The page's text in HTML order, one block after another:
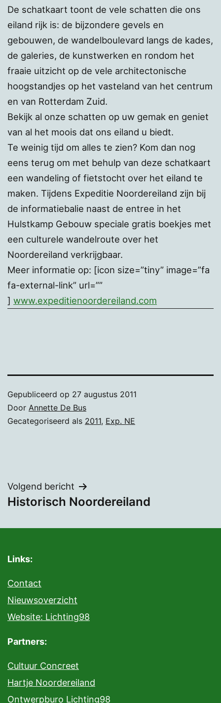
De schatkaart toont de vele schatten die ons
eiland rijk is: de bijzondere gevels en
gebouwen, de wandelboulevard langs de kades,
de galeries, de kunstwerken en rondom het
fraaie uitzicht op de vele architectonische
hoogstandjes op het vasteland van het centrum
en van Rotterdam Zuid.
Bekijk al onze schatten op uw gemak en geniet
van al het moois dat ons eiland u biedt.
Te weinig tijd om alles te zien? Kom dan nog
eens terug om met behulp van deze schatkaart
een wandeling of fietstocht over het eiland te
maken. Tijdens Expeditie Noordereiland zijn bij
de informatiebalie naast de entree in het
Hulstkamp Gebouw speciale gratis boekjes met
een culturele wandelroute over het
Noordereiland verkrijgbaar.
Meer informatie op: [icon size=”tiny” image=”fa
fa-external-link” url=””
] www.expeditienoordereiland.com
Gepubliceerd op 27 augustus 2011
Door Annette De Bus
Gecategoriseerd als 2011, Exp. NE
Bericht
navigatie
Volgend bericht
Historisch Noordereiland
Links:
Contact
Nieuwsoverzicht
Website: Lichting98
Partners:
Cultuur Concreet
Hartje Noordereiland
Ontwerpburo Lichting98